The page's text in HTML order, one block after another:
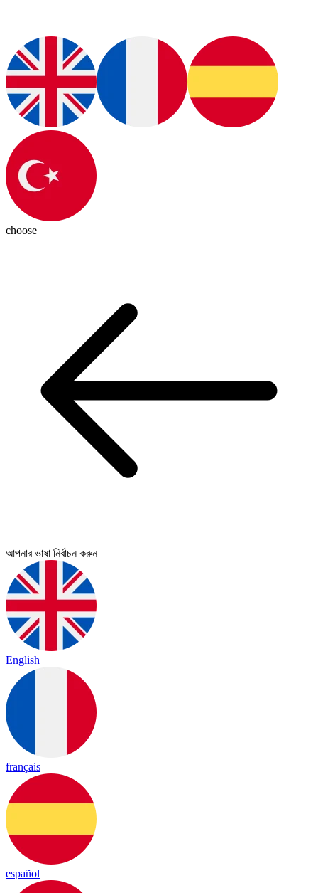
choose
আপনার ভাষা নির্বাচন করুন
English
français
español